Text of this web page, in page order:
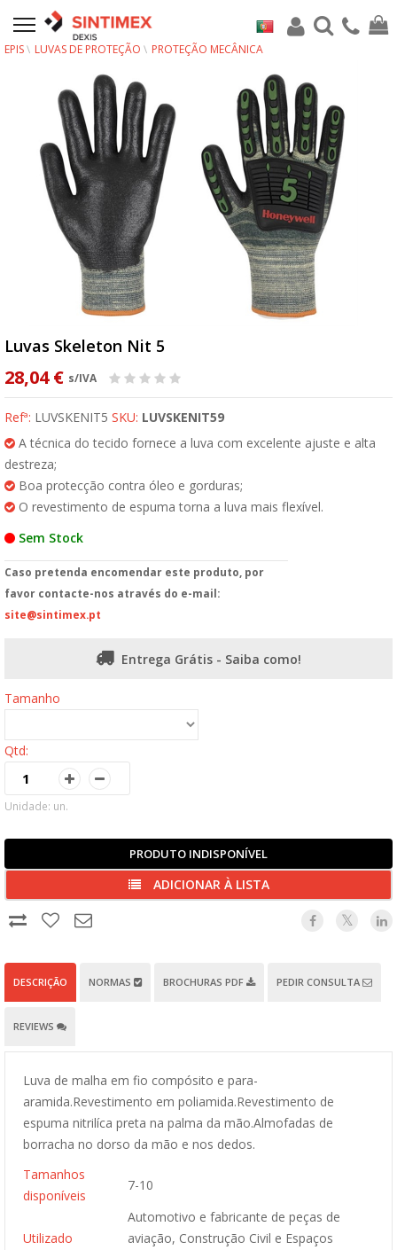
EPIS LUVAS DE PROTEÇÃO PROTEÇÃO MECÂNICA
Luvas Skeleton Nit 5
28,04 € s/IVA
Refª: LUVSKENIT5 SKU: LUVSKENIT59
A técnica do tecido fornece a luva com excelente ajuste e alta
destreza;
Boa protecção contra óleo e gorduras;
O revestimento de espuma torna a luva mais flexível.
Sem Stock
Caso pretenda encomendar este produto, por
favor contacte-nos através do e-mail:
site@sintimex.pt
Entrega Grátis - Saiba como!
Tamanho
Qtd:
Unidade: un.
PRODUTO INDISPONÍVEL
ADICIONAR À LISTA
DESCRIÇÃO NORMAS BROCHURAS PDF PEDIR CONSULTA
REVIEWS
Luva de malha em fio compósito e para-
aramida.Revestimento em poliamida.Revestimento de
espuma nitrilíca preta na palma da mão.Almofadas de
borracha no dorso da mão e nos dedos.
Tamanhos
disponíveis
7-10
Utilizado
Automotivo e fabricante de peças de
aviação, Construção Civil e Espaços